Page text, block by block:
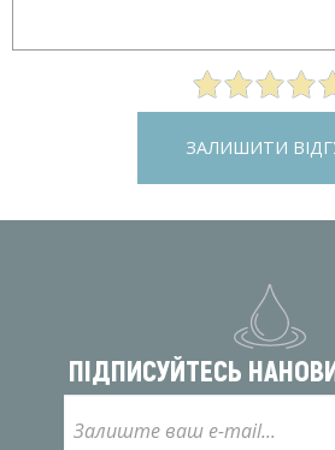
ЗАЛИШИТИ
ПІДПИСУЙТЕСЬ НА